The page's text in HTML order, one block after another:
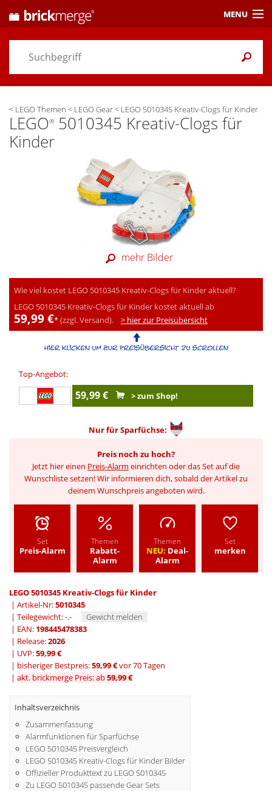
< LEGO Themen < LEGO Gear< LEGO 5010345 Kreativ-Clogs für Kinder
LEGO® 5010345 Kreativ-Clogs für
Kinder
mehr Bilder
Wie viel kostet LEGO 5010345 Kreativ-Clogs für Kinder aktuell?
LEGO 5010345 Kreativ-Clogs für Kinder kostet aktuell ab
59,99 €*(zzgl. Versand). > hier zur Preisübersicht
Top-Angebot:
59,99 € > zum Shop!
Nur fürSparfüchse:
Preis noch zu hoch?
Jetzt hier einen Preis-Alarm einrichten oder das Set auf die
Wunschliste setzen! Wir informieren dich, sobald der Artikel zu
deinem Wunschpreis angeboten wird.
Set
Preis-Alarm
Themen
Rabatt-
Alarm
Themen
NEU: Deal-
Alarm
Set
merken
LEGO 5010345 Kreativ-Clogs für Kinder
| Artikel-Nr:5010345
| Teilegewicht: -.-
Gewicht melden
| EAN: 198445478383
| Release:2026
| UVP:59,99 €
| bisheriger Bestpreis:59,99 €vor 70 Tagen
| akt. brickmerge Preis: ab59,99 €
Inhaltsverzeichnis
Zusammenfassung
Alarmfunktionen für Sparfüchse
LEGO 5010345 Preisvergleich
LEGO 5010345 Kreativ-Clogs für Kinder Bilder
Offizieller Produkttext zu LEGO 5010345
Zu LEGO 5010345 passende Gear Sets
MENU
Preisvergleich
Themen/ Händler
Alarme& Wunschlisten